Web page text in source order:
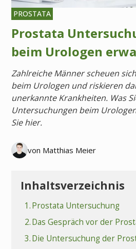
PROSTATA
Prostata
beim Urologen
Zahlreiche Männer scheuen
beim Urologen und riskieren
unerkannte Krankheiten. Was
Untersuchungen beim
Sie hier.
von Matthias Meier
Inhaltsverzeichnis
1.Prostata Untersuchung
2.Das Gespräch vor der
3.Die Untersuchung der